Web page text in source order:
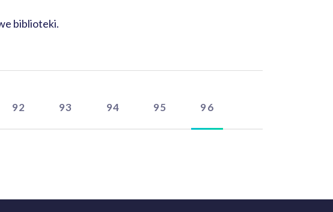
biblioteki.
92 93 94 95 96